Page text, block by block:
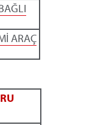
ARAÇ